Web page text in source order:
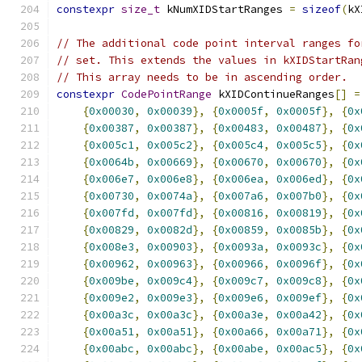
constexpr size_t kNumXIDStartRanges = sizeof(
// The additional code point interval ranges for
// set. This extends the values in
// This array needs to be in ascending order.
constexpr CodePointRange kXIDContinueRanges[]
=
{0x00030, 0x00039}, {0x0005f, 0x0005f}, {
{0x00387, 0x00387}, {0x00483, 0x00487}, {
{0x005c1, 0x005c2}, {0x005c4, 0x005c5}, {
{0x0064b, 0x00669}, {0x00670, 0x00670}, {
{0x006e7, 0x006e8}, {0x006ea, 0x006ed}, {
{0x00730, 0x0074a}, {0x007a6, 0x007b0}, {
{0x007fd, 0x007fd}, {0x00816, 0x00819}, {
{0x00829, 0x0082d}, {0x00859, 0x0085b}, {
{0x008e3, 0x00903}, {0x0093a, 0x0093c}, {
{0x00962, 0x00963}, {0x00966, 0x0096f}, {
{0x009be, 0x009c4}, {0x009c7, 0x009c8}, {
{0x009e2, 0x009e3}, {0x009e6, 0x009ef}, {
{0x00a3c, 0x00a3c}, {0x00a3e, 0x00a42}, {
{0x00a51, 0x00a51}, {0x00a66, 0x00a71}, {
{0x00abc, 0x00abc}, {0x00abe, 0x00ac5}, {